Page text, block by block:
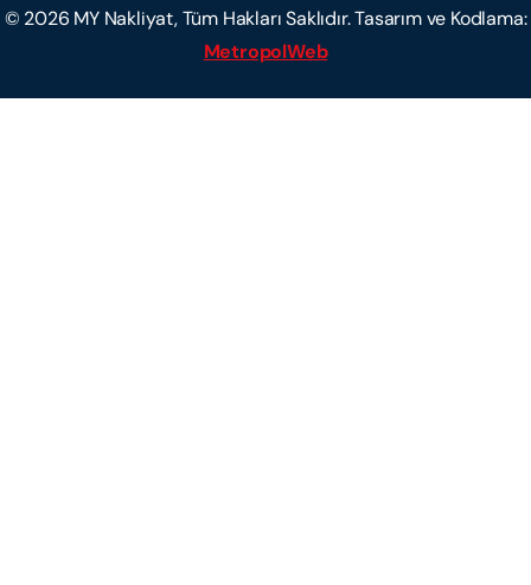
© 2026 MY Nakliyat, Tüm Hakları Saklıdır. Tasarım ve Kodlama:
MetropolWeb